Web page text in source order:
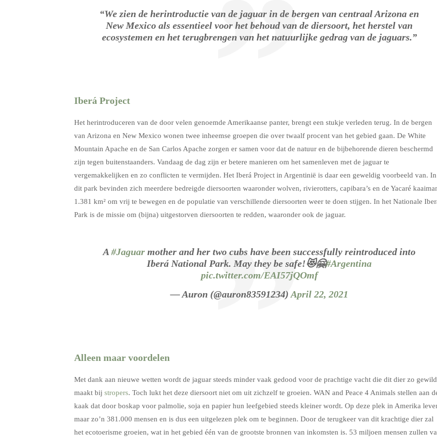
“We zien de herintroductie van de jaguar in de bergen van centraal Arizona en
New Mexico als essentieel voor het behoud van de diersoort, het herstel van
ecosystemen en het terugbrengen van het natuurlijke gedrag van de jaguars.”
Iberá Project
Het herintroduceren van de door velen genoemde Amerikaanse panter, brengt een stukje verleden terug. In de bergen
van Arizona en New Mexico wonen twee inheemse groepen die over twaalf procent van het gebied gaan. De White
Mountain Apache en de San Carlos Apache zorgen er samen voor dat de natuur en de bijbehorende dieren beschermd
zijn tegen buitenstaanders. Vandaag de dag zijn er betere manieren om het samenleven met de jaguar te
vergemakkelijken en zo conflicten te vermijden. Het Iberá Project in Argentinië is daar een geweldig voorbeeld van. In
dit park bevinden zich meerdere bedreigde diersoorten waaronder wolven, rivierotters, capibara’s en de Yacaré
1.381 km² om vrij te bewegen en de populatie van verschillende diersoorten weer te doen stijgen. In het Nationale
Park is de missie om (bijna) uitgestorven diersoorten te redden, waaronder ook de jaguar.
A#Jaguar mother and her two cubs have been successfully reintroduced into
Iberá National Park. May they be safe!😻🤗#Argentina
pic.twitter.com/EAI57jQOmf
— Auron (@auron83591234)April 22, 2021
Alleen maar voordelen
Met dank aan nieuwe wetten wordt de jaguar steeds minder vaak gedood voor de prachtige vacht die dit dier zo gewild
maakt bij stropers. Toch lukt het deze diersoort niet om uit zichzelf te groeien. WAN and Peace 4 Animals stellen aan
kaak dat door boskap voor palmolie, soja en papier hun leefgebied steeds kleiner wordt. Op deze plek in Amerika
maar zo’n 381.000 mensen en is dus een uitgelezen plek om te beginnen. Door de terugkeer van dit krachtige dier zal
het ecotoerisme groeien, wat in het gebied één van de grootste bronnen van inkomsten is. 53 miljoen mensen zullen